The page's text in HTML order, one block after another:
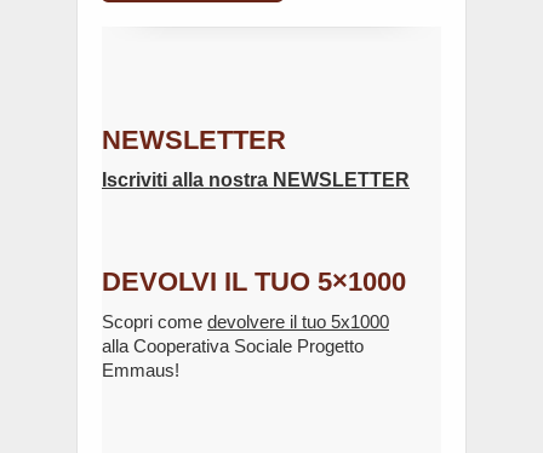
NEWSLETTER
Iscriviti alla nostra NEWSLETTER
DEVOLVI IL TUO 5×1000
Scopri come devolvere il tuo 5x1000
alla Cooperativa Sociale Progetto
Emmaus!